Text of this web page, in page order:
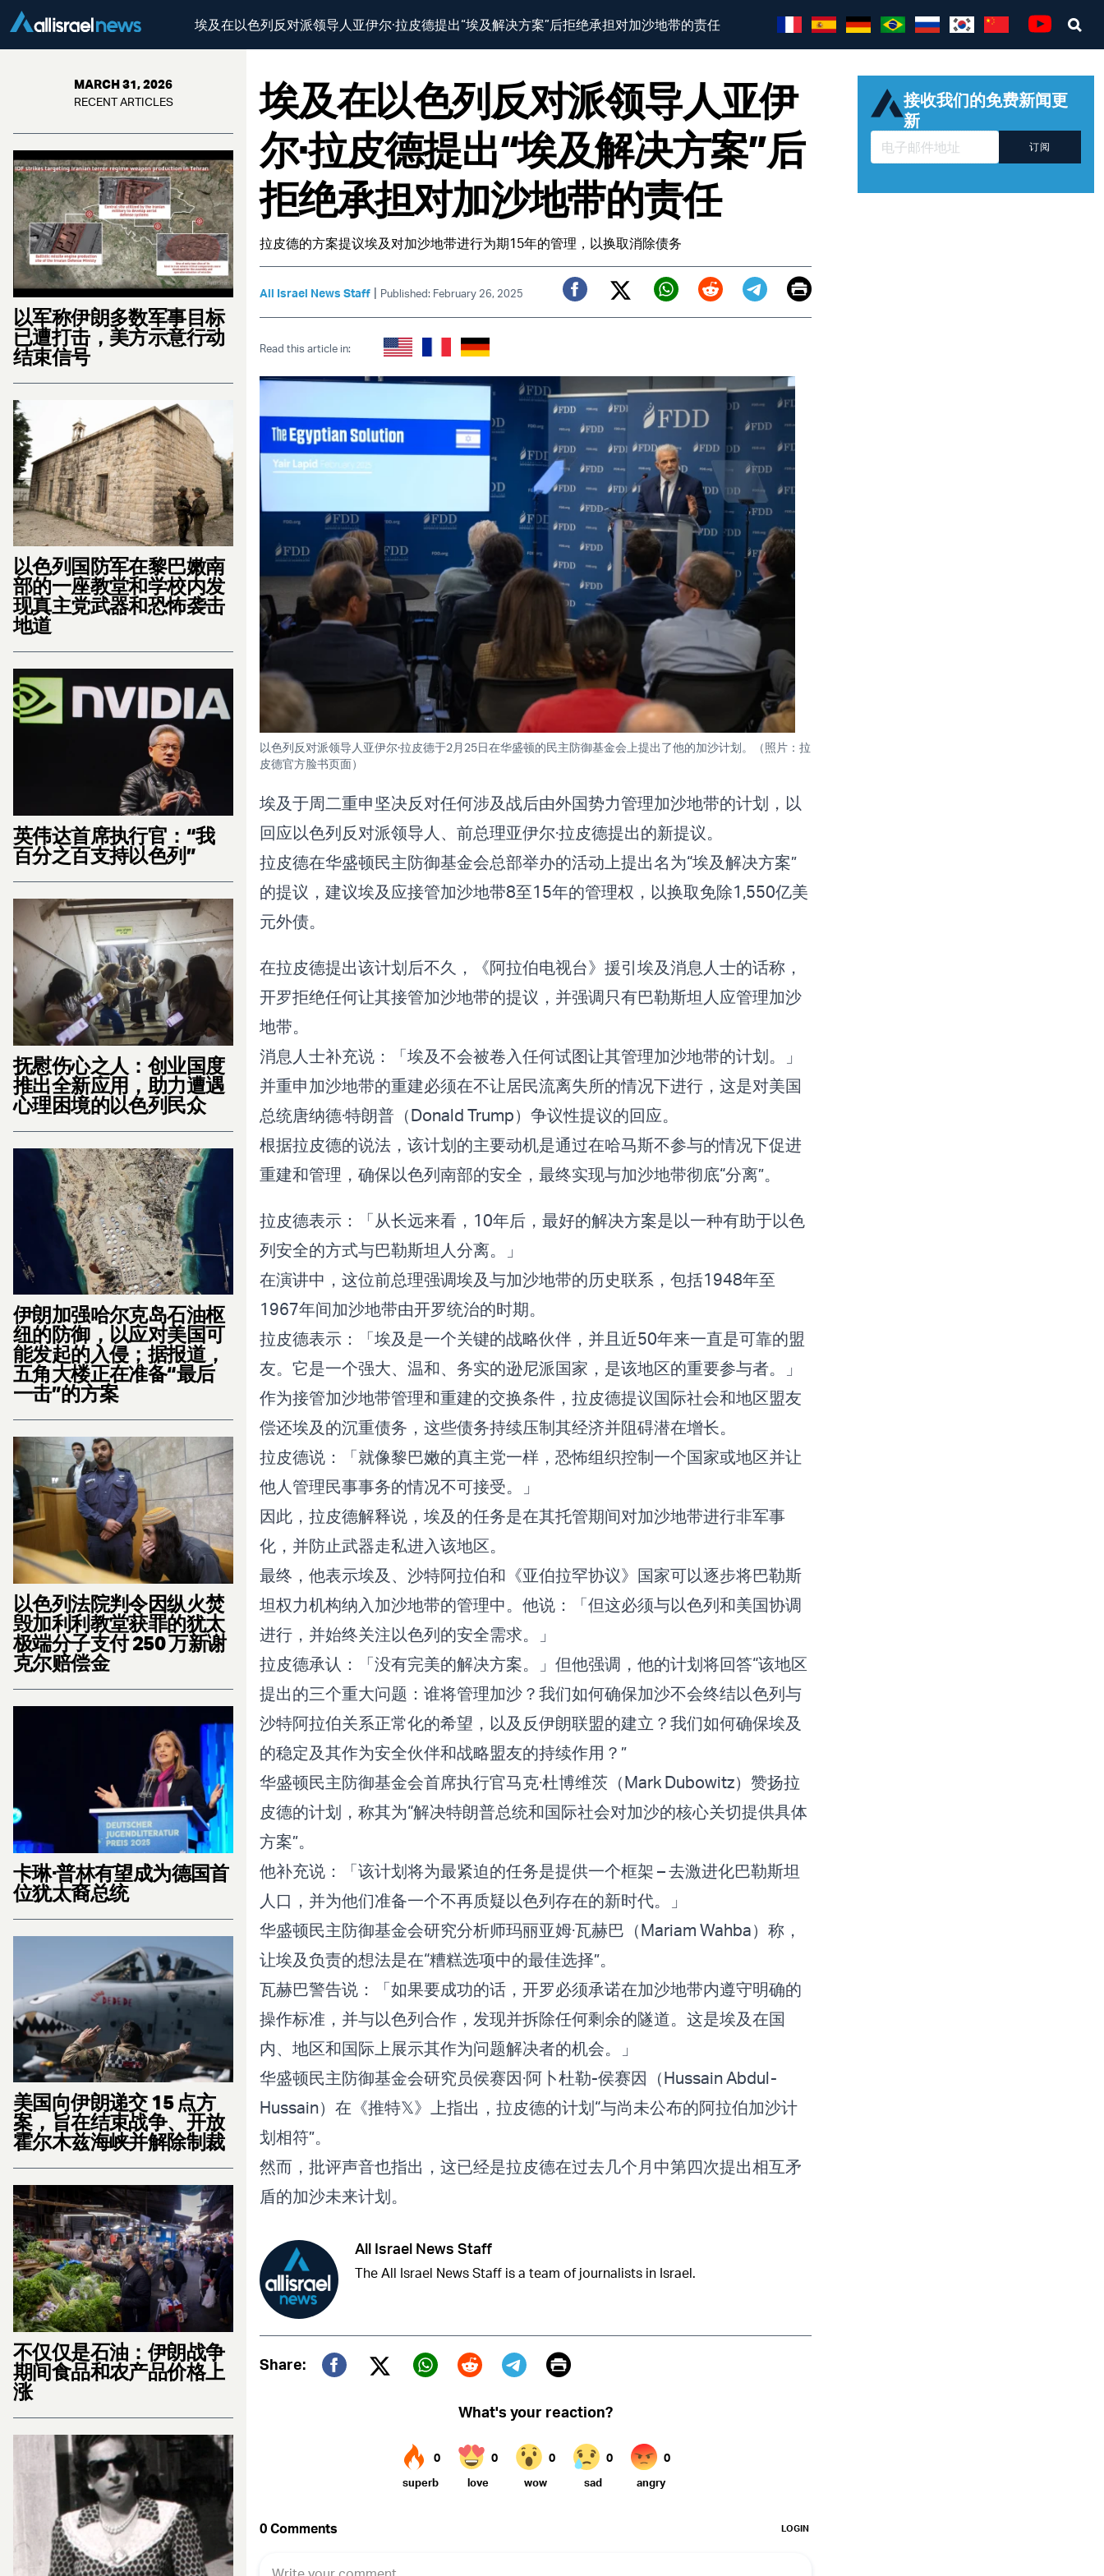
埃及在以色列反对派领导人亚伊尔·拉皮德提出“埃及解决方案”后拒绝承担对加沙地带的责任
MARCH 31, 2026
RECENT ARTICLES
以军称伊朗多数军事目标
已遭打击，美方示意行动
结束信号
以色列国防军在黎巴嫩南
部的一座教堂和学校内发
现真主党武器和恐怖袭击
地道
英伟达首席执行官：“我
百分之百支持以色列”
抚慰伤心之人：创业国度
推出全新应用，助力遭遇
心理困境的以色列民众
伊朗加强哈尔克岛石油枢
纽的防御，以应对美国可
能发起的入侵；据报道，
五角大楼正在准备“最后
一击”的方案
以色列法院判令因纵火焚
毁加利利教堂获罪的犹太
极端分子支付 250 万新谢
克尔赔偿金
卡琳·普林有望成为德国首
位犹太裔总统
美国向伊朗递交 15 点方
案，旨在结束战争、开放
霍尔木兹海峡并解除制裁
不仅仅是石油：伊朗战争
期间食品和农产品价格上
涨
埃及在以色列反对派领导人亚伊
尔·拉皮德提出“埃及解决方案”后
拒绝承担对加沙地带的责任
拉皮德的方案提议埃及对加沙地带进行为期15年的管理，以换取消除债务
All Israel News Staff | Published: February 26, 2025
Facebook
Twitter (X)
Whatsapp
RedditTelegram
EmailPrint
Read this article in:
以色列反对派领导人亚伊尔·拉皮德于2月25日在华盛顿的民主防御基金会上提出了他的加沙计划。（照片：拉
皮德官方脸书页面）
埃及于周二重申坚决反对任何涉及战后由外国势力管理加沙地带的计划，以
回应以色列反对派领导人、前总理亚伊尔·拉皮德提出的新提议。
拉皮德在华盛顿民主防御基金会总部举办的活动上提出名为“埃及解决方案”
的提议，建议埃及应接管加沙地带8至15年的管理权，以换取免除1,550亿美
元外债。
在拉皮德提出该计划后不久，《阿拉伯电视台》援引埃及消息人士的话称，
开罗拒绝任何让其接管加沙地带的提议，并强调只有巴勒斯坦人应管理加沙
地带。
消息人士补充说：「埃及不会被卷入任何试图让其管理加沙地带的计划。」
并重申加沙地带的重建必须在不让居民流离失所的情况下进行，这是对美国
总统唐纳德·特朗普（Donald Trump）争议性提议的回应。
根据拉皮德的说法，该计划的主要动机是通过在哈马斯不参与的情况下促进
重建和管理，确保以色列南部的安全，最终实现与加沙地带彻底“分离”。
拉皮德表示：「从长远来看，10年后，最好的解决方案是以一种有助于以色
列安全的方式与巴勒斯坦人分离。」
在演讲中，这位前总理强调埃及与加沙地带的历史联系，包括1948年至
1967年间加沙地带由开罗统治的时期。
拉皮德表示：「埃及是一个关键的战略伙伴，并且近50年来一直是可靠的盟
友。它是一个强大、温和、务实的逊尼派国家，是该地区的重要参与者。」
作为接管加沙地带管理和重建的交换条件，拉皮德提议国际社会和地区盟友
偿还埃及的沉重债务，这些债务持续压制其经济并阻碍潜在增长。
拉皮德说：「就像黎巴嫩的真主党一样，恐怖组织控制一个国家或地区并让
他人管理民事事务的情况不可接受。」
因此，拉皮德解释说，埃及的任务是在其托管期间对加沙地带进行非军事
化，并防止武器走私进入该地区。
最终，他表示埃及、沙特阿拉伯和《亚伯拉罕协议》国家可以逐步将巴勒斯
坦权力机构纳入加沙地带的管理中。他说：「但这必须与以色列和美国协调
进行，并始终关注以色列的安全需求。」
拉皮德承认：「没有完美的解决方案。」但他强调，他的计划将回答“该地区
提出的三个重大问题：谁将管理加沙？我们如何确保加沙不会终结以色列与
沙特阿拉伯关系正常化的希望，以及反伊朗联盟的建立？我们如何确保埃及
的稳定及其作为安全伙伴和战略盟友的持续作用？”
华盛顿民主防御基金会首席执行官马克·杜博维茨（Mark Dubowitz）赞扬拉
皮德的计划，称其为“解决特朗普总统和国际社会对加沙的核心关切提供具体
方案”。
他补充说：「该计划将为最紧迫的任务是提供一个框架 – 去激进化巴勒斯坦
人口，并为他们准备一个不再质疑以色列存在的新时代。」
华盛顿民主防御基金会研究分析师玛丽亚姆·瓦赫巴（Mariam Wahba）称，
让埃及负责的想法是在“糟糕选项中的最佳选择”。
瓦赫巴警告说：「如果要成功的话，开罗必须承诺在加沙地带内遵守明确的
操作标准，并与以色列合作，发现并拆除任何剩余的隧道。这是埃及在国
内、地区和国际上展示其作为问题解决者的机会。」
华盛顿民主防御基金会研究员侯赛因·阿卜杜勒-侯赛因（Hussain Abdul-
Hussain）在《推特𝕏》上指出，拉皮德的计划“与尚未公布的阿拉伯加沙计
划 相符”。
然而，批评声音也指出，这已经是拉皮德在过去几个月中第四次提出相互矛
盾的加沙未来计划。
All Israel News Staff
The All Israel News Staff is a team of journalists in Israel.
Share:
Twitter (X)
Print
接收我们的免费新闻更
新
订阅